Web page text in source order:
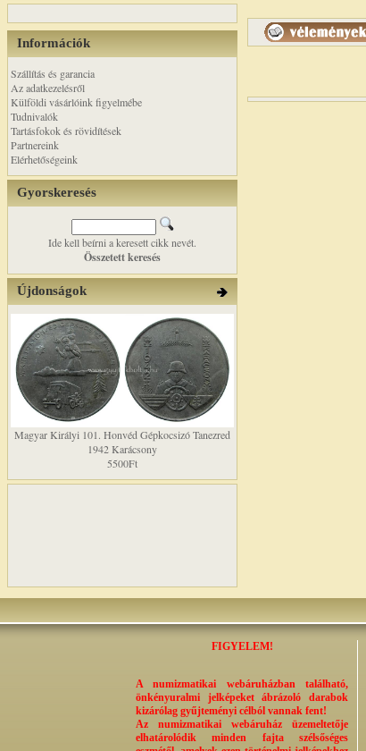
Információk
Szállítás és garancia
Az adatkezelésről
Külföldi vásárlóink figyelmébe
Tudnivalók
Tartásfokok és rövidítések
Partnereink
Elérhetőségeink
Gyorskeresés
Ide kell beírni a keresett cikk nevét.
Összetett keresés
Újdonságok
Magyar Királyi 101. Honvéd Gépkocsizó Tanezred
1942 Karácsony
5500Ft
FIGYELEM!
A numizmatikai webáruházban található,
önkényuralmi jelképeket ábrázoló darabok
kizárólag gyűjteményi célból vannak fent!
Az numizmatikai webáruház üzemeltetője
elhatárolódik minden fajta szélsőséges